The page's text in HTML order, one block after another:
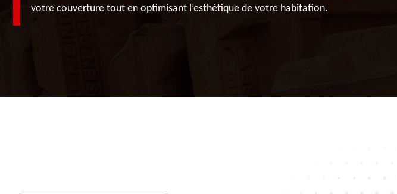
votre couverture tout en optimisant l’esthétique de votre habitation.